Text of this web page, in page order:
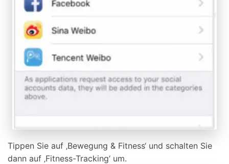
Tippen Sie auf ‚Bewegung & Fitness‘ und schalten Sie
dann auf ‚Fitness-Tracking‘ um.